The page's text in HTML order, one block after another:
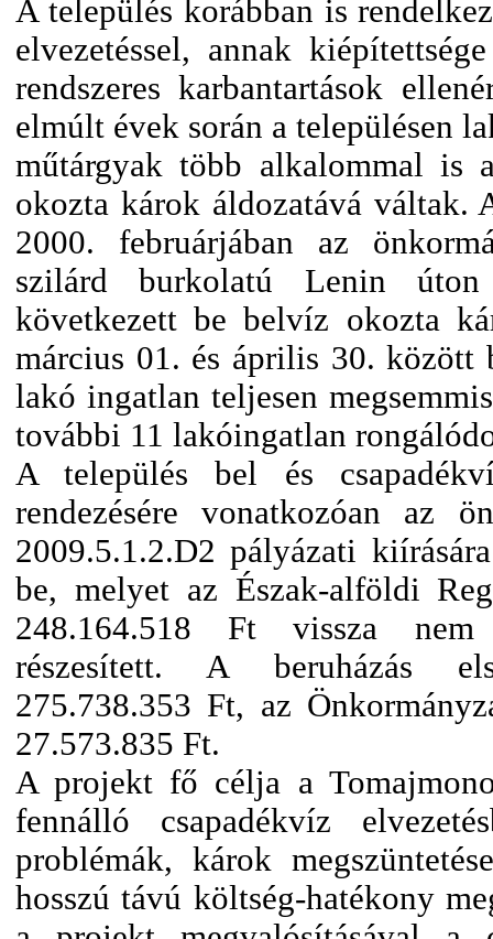
A település korábban is
elvezetéssel, annak
rendszeres karbantartások
elmúlt évek során a településen
műtárgyak több alkalommal is
okozta károk áldozatává váltak.
2000. februárjában az
szilárd burkolatú Lenin
következett be belvíz okozta
március 01. és április 30. között
lakó ingatlan teljesen
további 11 lakóingatlan
A település bel és
rendezésére vonatkozóan az
2009.5.1.2.D2 pályázati
be, melyet az Észak-alföldi
248.164.518 Ft vissza nem
részesített. A beruházás
275.738.353 Ft, az
27.573.835 Ft.
A projekt fő célja a
fennálló csapadékvíz
problémák, károk
hosszú távú költség-hatékony